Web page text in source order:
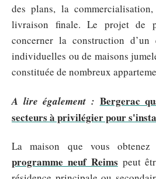
des plans, la
livraison finale. Le projet de
concerner la construction d’un
individuelles ou de maisons
constituée de nombreux
A lire également : Bergerac
secteurs à privilégier pour
La maison que vous
programme neuf Reims peut